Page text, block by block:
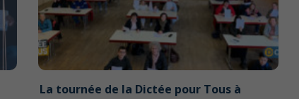
La tournée de la Dictée pour Tous à